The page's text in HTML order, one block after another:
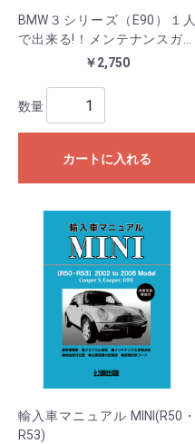
BMW３シリーズ（E90）１人
で出来る!！メンテナンスガイ
ド＆主要パーツ脱着マニュアル
￥2,750
数量
カートに入れる
輸入車マニュアル MINI(R50・
R53)